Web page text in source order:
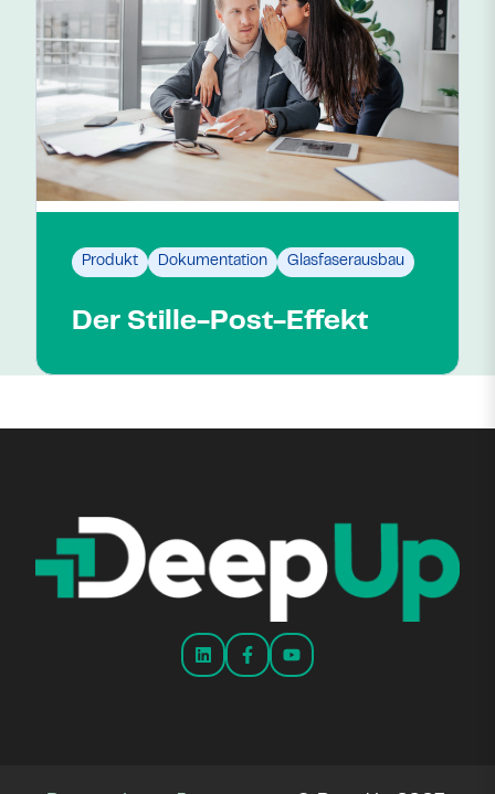
Produkt Dokumentation Glasfaserausbau
Der Stille-Post-Effekt